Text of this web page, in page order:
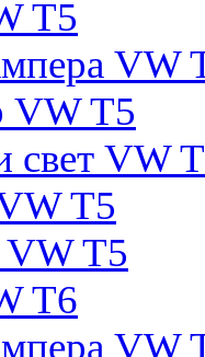
T5
VW
VW T5
свет VW
T5
VW T5
T6
VW